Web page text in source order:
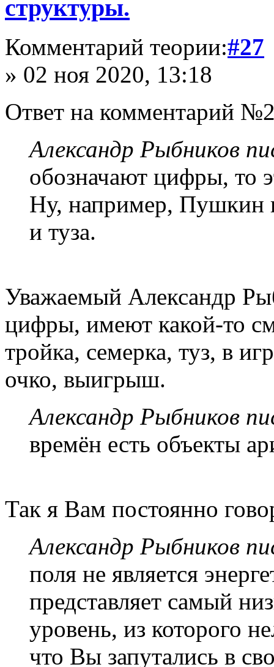
структуры.
Комментарий теории:#27
» 02 ноя 2020, 13:18
Ответ на комментарий
Александр Рыбников
обозначают цифры, то
Ну, например, Пушкин
и туза.
Уважаемый Александр
цифры, имеют какой-то
тройка, семерка, туз, в
очко, выигрыш.
Александр Рыбников
времён есть объекты
Так я Вам постоянно
Александр Рыбников
поля не является
представляет самый
уровень, из которого
что Вы запутались в